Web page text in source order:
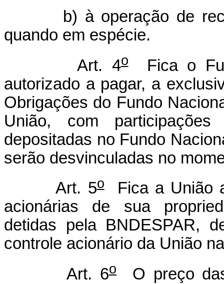
b) à operação de
quando em espécie.
Art. 4oFica o
autorizado a pagar, a
Obrigações do Fundo
União, com
depositadas no Fundo
serão desvinculadas no
Art. 5oFica a União
acionárias de sua
detidas pela BNDESPAR,
controle acionário da União
Art. 6oO preço das